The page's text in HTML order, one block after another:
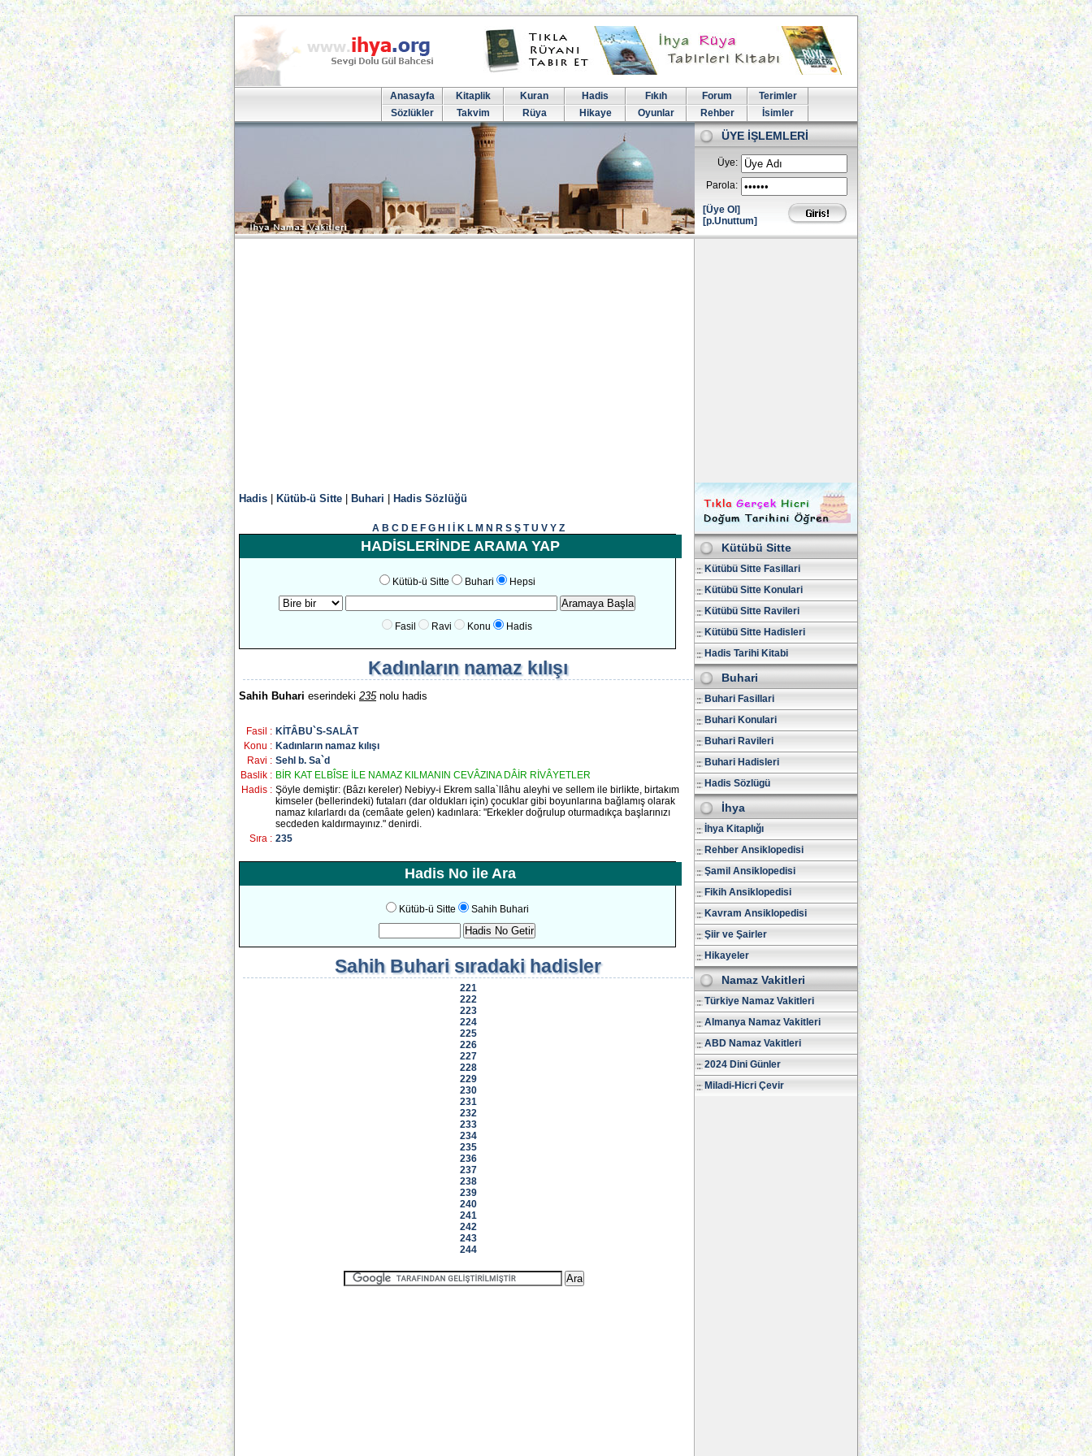
Anasayfa Kitaplik Kuran Hadis Fıkıh Forum
Terimler
Sözlükler
Takvim Rüya Hikaye Oyunlar Rehber İsimler
ÜYE İŞLEMLERİ
Üye:
Parola:
[Üye Ol]
[p.Unuttum]
Hadis Kütüb-ü Sitte Buhari Hadis Sözlüğü
A B C D E F G H K L M N R S Ş T U V Y Z
HADİSLERİNDE ARAMA YAP
Kütüb-ü Sitte Buhari Hepsi
Fasil Ravi Konu Hadis
Kadınların namaz kılışı
Sahih Buhari eserindeki 235nolu hadis
Fasil : KİTÂBU`S-SALÂT
Konu : Kadınların namaz kılışı
Ravi : Sehl b. Sa`d
Baslik : BİR KAT ELBÎSE İLE NAMAZ KILMANIN CEVÂZINA DÂİR RİVÂYETLER
Hadis : Şöyle demiştir: (Bâzı kereler) Nebiyy-i Ekrem salla`llâhu aleyhi ve sellem ile birlikte, birtakım
kimseler (bellerindeki) futaları (dar oldukları için) çocuklar gibi boyunlarına bağlamış olarak
namaz kılarlardı da (cemâate gelen) kadınlara: "Erkekler doğrulup oturmadıkça başlarınızı
secdeden kaldırmayınız." denirdi.
Sıra : 235
Hadis No ile Ara
Kütüb-ü Sitte Sahih Buhari
Sahih Buharisıradaki hadisler
221
222
223
224
225
226
227
228
229
230
231
232
233
234
235
236
237
238
239
240
241
242
243
244
Kütübü Sitte
Kütübü Sitte Fasillari
Kütübü Sitte Konulari
Kütübü Sitte Ravileri
Kütübü Sitte Hadisleri
Hadis Tarihi Kitabi
Buhari
Buhari Fasillari
Buhari Konulari
Buhari Ravileri
Buhari Hadisleri
Hadis Sözlügü
İhya
İhya Kitaplığı
Rehber Ansiklopedisi
Şamil Ansiklopedisi
Fikih Ansiklopedisi
Kavram Ansiklopedisi
Şiir ve Şairler
Hikayeler
Namaz Vakitleri
Türkiye Namaz Vakitleri
Almanya Namaz Vakitleri
ABD Namaz Vakitleri
2024 Dini Günler
Miladi-Hicri Çevir